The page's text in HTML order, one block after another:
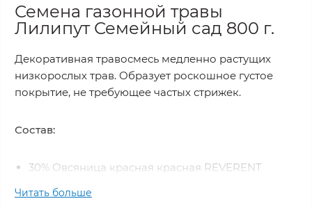
Семена газонной травы
Лилипут Семейный сад 800 г.
Декоративная травосмесь медленно растущих
низкорослых трав. Образует роскошное густое
покрытие, не требующее частых стрижек.
Состав:
30% Овсяница красная красная REVERENT
12,5% Овсяница красная изменена AIDA
Читать больше